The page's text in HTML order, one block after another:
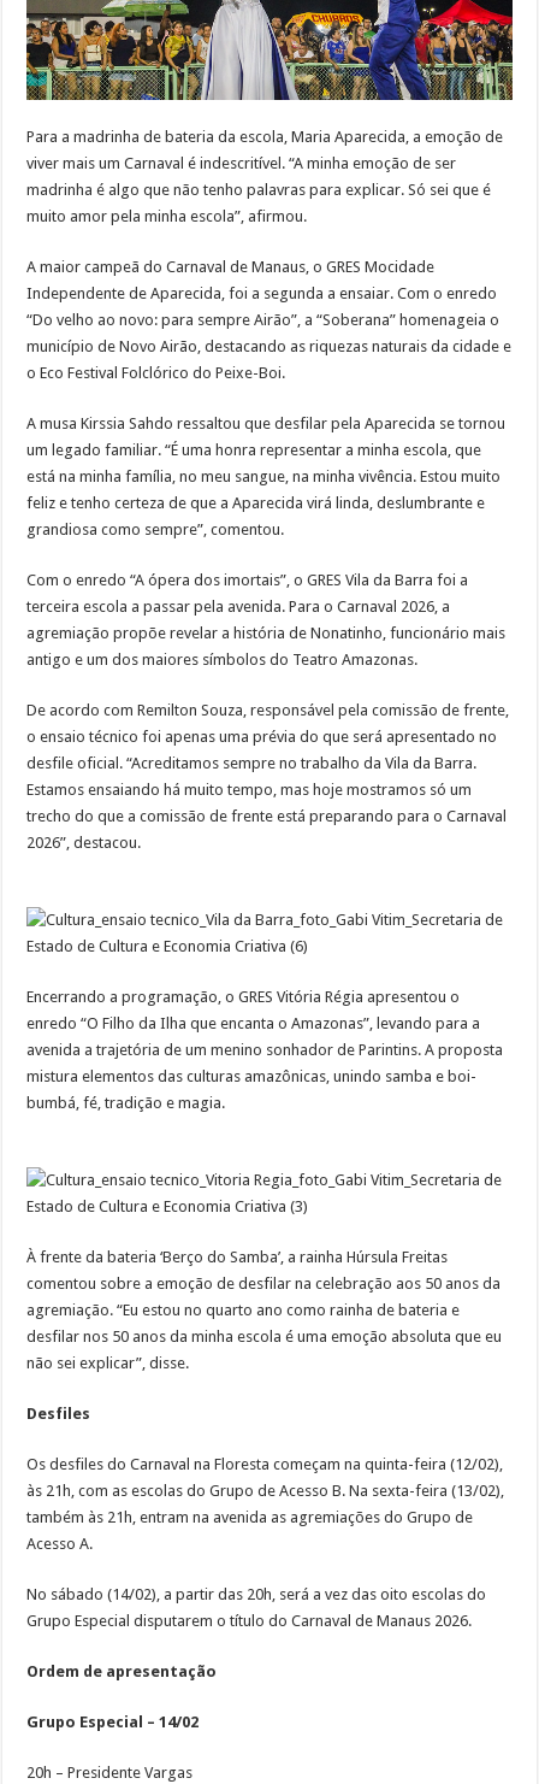
Para a madrinha de bateria da escola, Maria Aparecida, a emoção de
viver mais um Carnaval é indescritível. “A minha emoção de ser
madrinha é algo que não tenho palavras para explicar. Só sei que é
muito amor pela minha escola”, afirmou.
A maior campeã do Carnaval de Manaus, o GRES Mocidade
Independente de Aparecida, foi a segunda a ensaiar. Com o enredo
“Do velho ao novo: para sempre Airão”, a “Soberana” homenageia o
município de Novo Airão, destacando as riquezas naturais da cidade e
o Eco Festival Folclórico do Peixe-Boi.
A musa Kirssia Sahdo ressaltou que desfilar pela Aparecida se tornou
um legado familiar. “É uma honra representar a minha escola, que
está na minha família, no meu sangue, na minha vivência. Estou muito
feliz e tenho certeza de que a Aparecida virá linda, deslumbrante e
grandiosa como sempre”, comentou.
Com o enredo “A ópera dos imortais”, o GRES Vila da Barra foi a
terceira escola a passar pela avenida. Para o Carnaval 2026, a
agremiação propõe revelar a história de Nonatinho, funcionário mais
antigo e um dos maiores símbolos do Teatro Amazonas.
De acordo com Remilton Souza, responsável pela comissão de frente,
o ensaio técnico foi apenas uma prévia do que será apresentado no
desfile oficial. “Acreditamos sempre no trabalho da Vila da Barra.
Estamos ensaiando há muito tempo, mas hoje mostramos só um
trecho do que a comissão de frente está preparando para o Carnaval
2026”, destacou.
Encerrando a programação, o GRES Vitória Régia apresentou o
enredo “O Filho da Ilha que encanta o Amazonas”, levando para a
avenida a trajetória de um menino sonhador de Parintins. A proposta
mistura elementos das culturas amazônicas, unindo samba e boi-
bumbá, fé, tradição e magia.
À frente da bateria ‘Berço do Samba’, a rainha Húrsula Freitas
comentou sobre a emoção de desfilar na celebração aos 50 anos da
agremiação. “Eu estou no quarto ano como rainha de bateria e
desfilar nos 50 anos da minha escola é uma emoção absoluta que eu
não sei explicar”, disse.
Desfiles
Os desfiles do Carnaval na Floresta começam na quinta-feira (12/02),
às 21h, com as escolas do Grupo de Acesso B. Na sexta-feira (13/02),
também às 21h, entram na avenida as agremiações do Grupo de
Acesso A.
No sábado (14/02), a partir das 20h, será a vez das oito escolas do
Grupo Especial disputarem o título do Carnaval de Manaus 2026.
Ordem de apresentação
Grupo Especial – 14/02
20h – Presidente Vargas